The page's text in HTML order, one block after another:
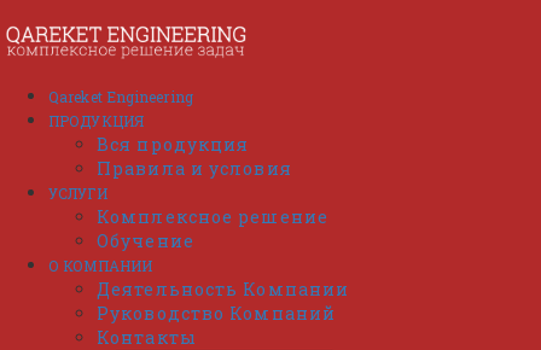
к
содержимому
Qareket Engineering
ПРОДУКЦИЯ
Вся продукция
Правила и условия
УСЛУГИ
Комплексное решение
Обучение
О КОМПАНИИ
Деятельность Компании
Руководство Компаний
Контакты